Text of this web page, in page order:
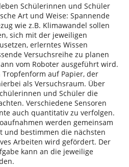
Schülerinnen und Schüler
Art und Weise: Spannende
wie z.B. Klimawandel sollen
sich mit der jeweiligen
erlerntes Wissen
Versuchsreihe zu planen
vom Roboter ausgeführt wird.
auf Papier, der
als Versuchsraum. Über
und Schüler die
Verschiedene Sensoren
auch quantitativ zu verfolgen.
werden gemeinsam
und bestimmen die nächsten
Arbeiten wird gefördert. Der
kann an die jeweilige